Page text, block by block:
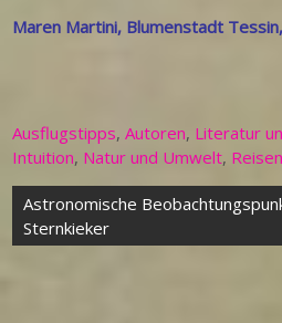
Maren Martini, Blumenstadt
Ausflugstipps,Autoren, Literatur
Intuition, Natur und Umwelt, Reisen
Beitragsnavigation
Astronomische
Sternkieker